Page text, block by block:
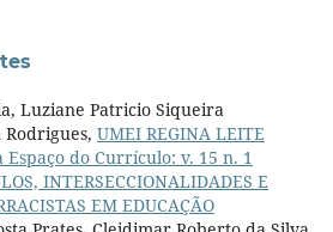
Luziane Patricio Siqueira
UMEI REGINA LEITE
Espaço do Currículo: v. 15 n. 1
INTERSECCIONALIDADES E
EM EDUCAÇÃO